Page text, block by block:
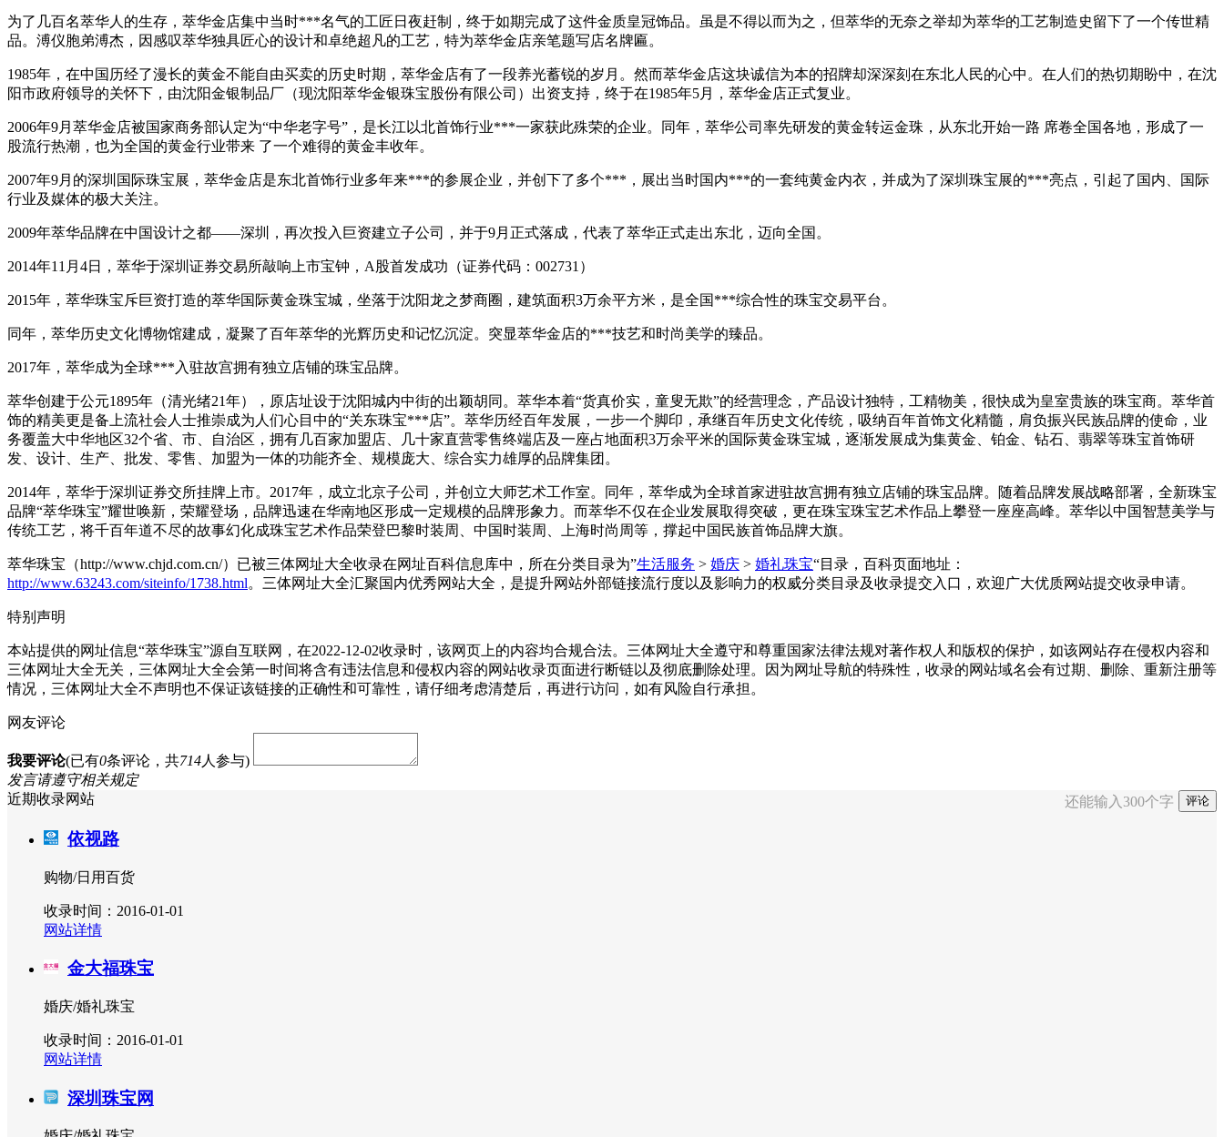
为了几百名萃华人的生存，萃华金店集中当时***名气的工匠日夜赶制，终于如期完成了这件金质皇冠饰品。虽是不得以而为之，但萃华的无奈之举却为萃华的工艺制造史留下了一个传世精
品。溥仪胞弟溥杰，因感叹萃华独具匠心的设计和卓绝超凡的工艺，特为萃华金店亲笔题写店名牌匾。
1985年，在中国历经了漫长的黄金不能自由买卖的历史时期，萃华金店有了一段养光蓄锐的岁月。然而萃华金店这块诚信为本的招牌却深深刻在东北人民的心中。在人们的热切期盼中，在沈
阳市政府领导的关怀下，由沈阳金银制品厂（现沈阳萃华金银珠宝股份有限公司）出资支持，终于在1985年5月，萃华金店正式复业。
2006年9月萃华金店被国家商务部认定为“中华老字号”，是长江以北首饰行业***一家获此殊荣的企业。同年，萃华公司率先研发的黄金转运金珠，从东北开始一路 席卷全国各地，形成了一
股流行热潮，也为全国的黄金行业带来 了一个难得的黄金丰收年。
2007年9月的深圳国际珠宝展，萃华金店是东北首饰行业多年来***的参展企业，并创下了多个***，展出当时国内***的一套纯黄金内衣，并成为了深圳珠宝展的***亮点，引起了国内、国际
行业及媒体的极大关注。
2009年萃华品牌在中国设计之都——深圳，再次投入巨资建立子公司，并于9月正式落成，代表了萃华正式走出东北，迈向全国。
2014年11月4日，萃华于深圳证券交易所敲响上市宝钟，A股首发成功（证券代码：002731）
2015年，萃华珠宝斥巨资打造的萃华国际黄金珠宝城，坐落于沈阳龙之梦商圈，建筑面积3万余平方米，是全国***综合性的珠宝交易平台。
同年，萃华历史文化博物馆建成，凝聚了百年萃华的光辉历史和记忆沉淀。突显萃华金店的***技艺和时尚美学的臻品。
2017年，萃华成为全球***入驻故宫拥有独立店铺的珠宝品牌。
萃华创建于公元1895年（清光绪21年），原店址设于沈阳城内中街的出颖胡同。萃华本着“货真价实，童叟无欺”的经营理念，产品设计独特，工精物美，很快成为皇室贵族的珠宝商。萃华首
饰的精美更是备上流社会人士推崇成为人们心目中的“关东珠宝***店”。萃华历经百年发展，一步一个脚印，承继百年历史文化传统，吸纳百年首饰文化精髓，肩负振兴民族品牌的使命，业
务覆盖大中华地区32个省、市、自治区，拥有几百家加盟店、几十家直营零售终端店及一座占地面积3万余平米的国际黄金珠宝城，逐渐发展成为集黄金、铂金、钻石、翡翠等珠宝首饰研
发、设计、生产、批发、零售、加盟为一体的功能齐全、规模庞大、综合实力雄厚的品牌集团。
2014年，萃华于深圳证券交所挂牌上市。2017年，成立北京子公司，并创立大师艺术工作室。同年，萃华成为全球首家进驻故宫拥有独立店铺的珠宝品牌。随着品牌发展战略部署，全新珠宝
品牌“萃华珠宝”耀世唤新，荣耀登场，品牌迅速在华南地区形成一定规模的品牌形象力。而萃华不仅在企业发展取得突破，更在珠宝珠宝艺术作品上攀登一座座高峰。萃华以中国智慧美学与
传统工艺，将千百年道不尽的故事幻化成珠宝艺术作品荣登巴黎时装周、中国时装周、上海时尚周等，撑起中国民族首饰品牌大旗。
萃华珠宝（http://www.chjd.com.cn/）已被三体网址大全收录在网址百科信息库中，所在分类目录为”生活服务 > 婚庆 > 婚礼珠宝“目录，百科页面地址：
http://www.63243.com/siteinfo/1738.html。三体网址大全汇聚国内优秀网站大全，是提升网站外部链接流行度以及影响力的权威分类目录及收录提交入口，欢迎广大优质网站提交收录申请。
特别声明
本站提供的网址信息“萃华珠宝”源自互联网，在2022-12-02收录时，该网页上的内容均合规合法。三体网址大全遵守和尊重国家法律法规对著作权人和版权的保护，如该网站存在侵权内容和
三体网址大全无关，三体网址大全会第一时间将含有违法信息和侵权内容的网站收录页面进行断链以及彻底删除处理。因为网址导航的特殊性，收录的网站域名会有过期、删除、重新注册等
情况，三体网址大全不声明也不保证该链接的正确性和可靠性，请仔细考虑清楚后，再进行访问，如有风险自行承担。
网友评论
我要评论(已有0条评论，共714人参与)
发言请遵守相关规定
还能输入 300个字
近期收录网站
依视路
购物/日用百货
收录时间：2016-01-01
网站详情
金大福珠宝
婚庆/婚礼珠宝
收录时间：2016-01-01
网站详情
深圳珠宝网